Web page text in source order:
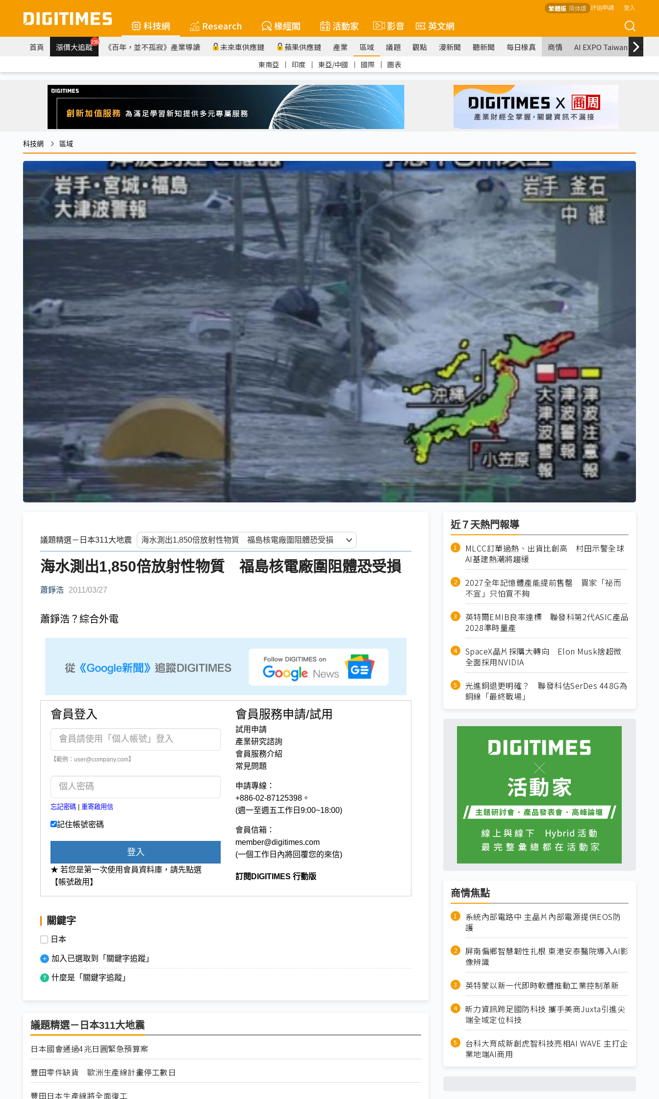
繁體版 简体版 評估申請 登入
科技網 Research 椽經閣 活動家 影音 英文網
首頁 漲價大追蹤259 《百年，並不孤寂》產業導讀 未來車供應鏈 蘋果供應鏈 產業 區域 議題 觀點 漫新聞 聽新聞 每日椽真 商情 AI EXPO Taiwan
東南亞 ｜ 印度 ｜ 東亞/中國 ｜ 國際 ｜ 圖表
科技網 區域
議題精選－日本311大地震
海水測出1,850倍放射性物質 福島核電廠圍阻體恐受損
蕭錚浩 2011/03/27
蕭錚浩？綜合外電
會員登入
【範例：user@company.com】
忘記密碼 重寄啟用信
記住帳號密碼
登入
★ 若您是第一次使用會員資料庫，請先點選
【帳號啟用】
會員服務申請/試用
試用申請
產業研究諮詢
會員服務介紹
常見問題
申請專線：
+886-02-87125398。
(週一至週五工作日9:00~18:00)
會員信箱：
member@digitimes.com
(一個工作日內將回覆您的來信)
訂閱DIGITIMES 行動版
關鍵字
日本
加入已選取到「關鍵字追蹤」
什麼是「關鍵字追蹤」
議題精選－日本311大地震
日本國會通過4兆日圓緊急預算案
豐田零件缺貨 歐洲生產線計畫停工數日
豐田日本生產線將全面復工
近７天熱門報導
MLCC訂單過熱、出貨比創高 村田示警全球
AI基建熱潮將趨緩
2027全年記憶體產能提前售罄 買家「祕而
不宣」只怕買不夠
英特爾EMIB良率達標 聯發科第2代ASIC產品
2028準時量產
SpaceX晶片採購大轉向 Elon Musk捨超微
全面採用NVIDIA
光進銅退更明確？ 聯發科估SerDes 448G為
銅線「最終戰場」
商情焦點
系統內部電路中 主晶片內部電源提供EOS防
護
屏南偏鄉智慧韌性扎根 東港安泰醫院導入AI影
像辨識
英特蒙以新一代即時軟體推動工業控制革新
昕力資訊跨足國防科技 攜手美商Juxta引進尖
端全域定位科技
台科大育成新創虎智科技亮相AI WAVE 主打企
業地端AI商用